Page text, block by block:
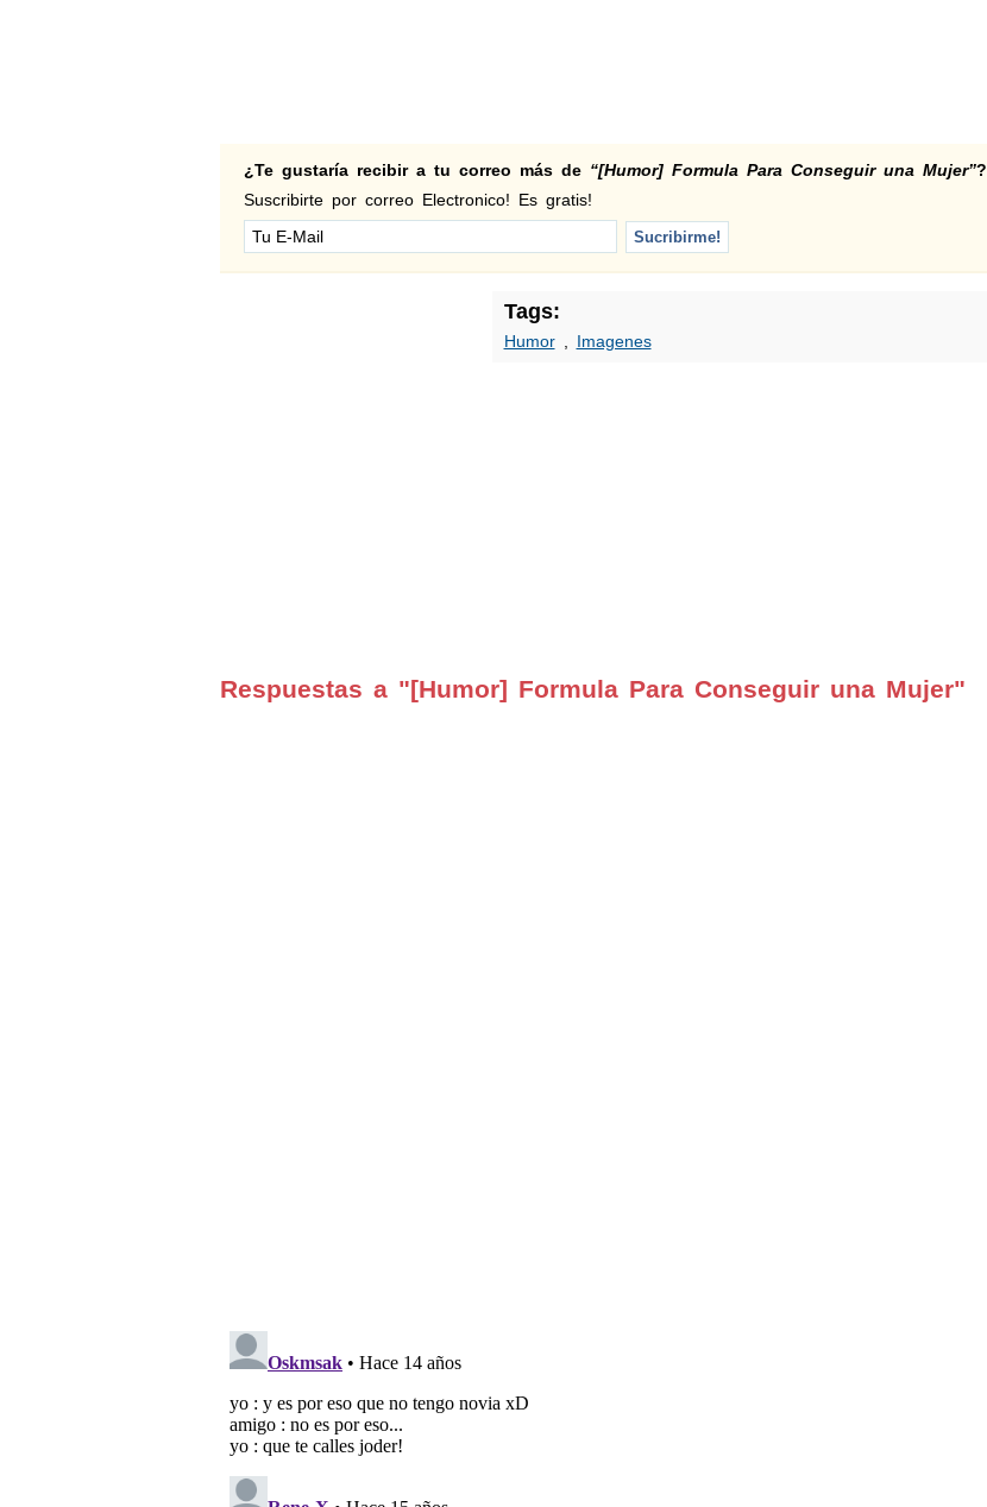
¿Te gustaría recibir a tu correo más de “[Humor] Formula Para Conseguir una Mujer”?
Suscribirte por correo Electronico! Es gratis!
Tags:
Humor, Imagenes
Respuestas a "[Humor] Formula Para Conseguir una Mujer"